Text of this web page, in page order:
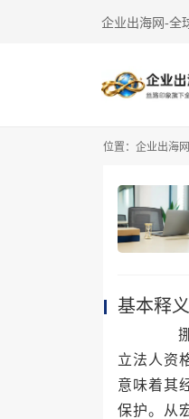
企业出海网-全
位置： 企业出海网
基本释义
挪威
立法人资
意味着其
保护。从